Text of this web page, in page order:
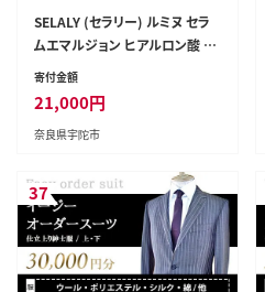
SELALY (セラリー) ルミヌ セラ
ムエマルジョン ヒアルロン酸 ふ
るさと納税 乳液 化粧 美容 潤い
精油 コスメ 漢方 男子 女子 母の
日 化粧品 送料無料
寄付金額
21,000円
奈良県宇陀市
37